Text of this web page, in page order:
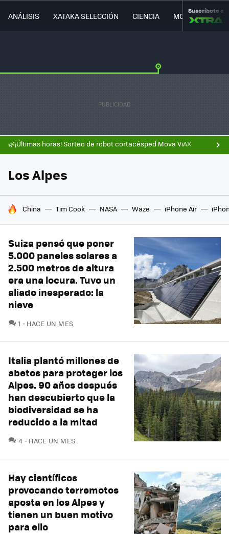
ANÁLISIS XATAKA SELECCIÓN CIENCIA MOVILIDAD
Suscríbete a
🌿¡Últimas horas! Sorteo de robot cortacésped Mova ViAX
Los Alpes
HOY SE HABLA DE
China Tim Cook NASA Waze iPhone Air
Suiza pensó que poner
5.000 paneles solares a
2.500 metros de altura
era una locura. Tuvo un
aliado inesperado: la
nieve
1 COMENTARIOS
HACE UN MES
Italia plantó millones de
abetos para proteger los
Alpes. 90 años después
han descubierto que la
biodiversidad se ha
reducido a la mitad
4 COMENTARIOS
HACE UN MES
Hay científicos
provocando terremotos
aposta en los Alpes y
tienen un buen motivo
para ello